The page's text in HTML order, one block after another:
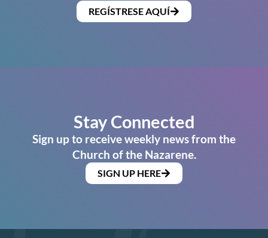
REGÍSTRESE AQUÍ
Stay Connected
Sign up to receive weekly news from the
Church of the Nazarene.
SIGN UP HERE